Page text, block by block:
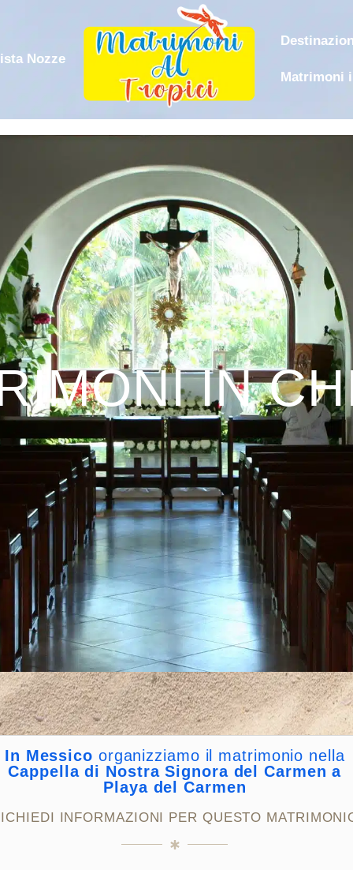
Nozze
Matrimoni
IN
In Messico organizziamo il matrimonio nella
Cappella di Nostra Signora del Carmen a
Playa del Carmen
INFORMAZIONI PER QUESTO